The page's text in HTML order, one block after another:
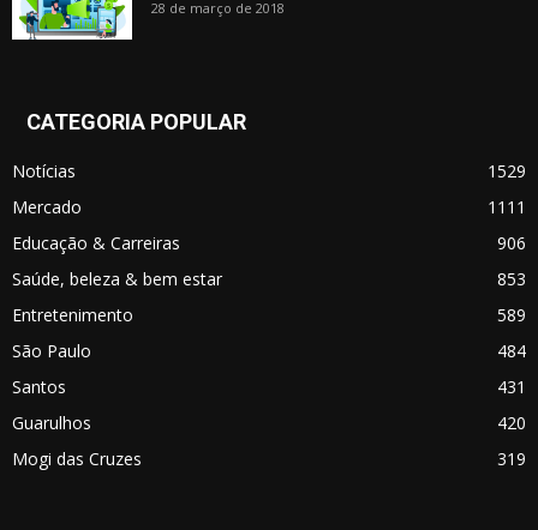
28 de março de 2018
CATEGORIA POPULAR
Notícias
1529
Mercado
1111
Educação & Carreiras
906
Saúde, beleza & bem estar
853
Entretenimento
589
São Paulo
484
Santos
431
Guarulhos
420
Mogi das Cruzes
319